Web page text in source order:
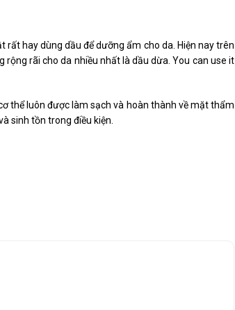
rất hay dùng dầu để dưỡng ẩm cho da. Hiện nay trên
rãi cho da nhiều nhất là dầu dừa. You can use it
thể luôn được làm sạch và hoàn thành về mặt thẩm
sinh tồn trong điều kiện.